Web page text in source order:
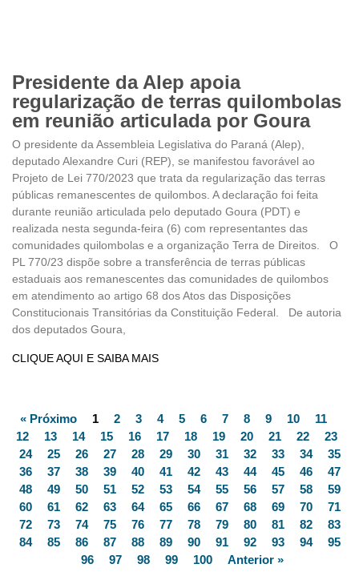
Presidente da Alep apoia
regularização de terras quilombolas
em reunião articulada por Goura
O presidente da Assembleia Legislativa do Paraná (Alep),
deputado Alexandre Curi (REP), se manifestou favorável ao
Projeto de Lei 770/2023 que trata da regularização das terras
públicas remanescentes de quilombos. A declaração foi feita
durante reunião articulada pelo deputado Goura (PDT) e
realizada nesta segunda-feira (6) com representantes das
comunidades quilombolas e a organização Terra de Direitos. O
PL 770/23 dispõe sobre a transferência de terras públicas
estaduais aos remanescentes das comunidades de quilombos
em atendimento ao artigo 68 dos Atos das Disposições
Constitucionais Transitórias da Constituição Federal. De autoria
dos deputados Goura,
CLIQUE AQUI E SAIBA MAIS
« Próximo 1 2 3 4 5 6 7 8 9 10
11
12
13 14 15 16 17 18 19 20 21 22
23
24
25 26 27 28 29 30 31 32 33 34
35
36
37 38 39 40 41 42 43 44 45 46
47
48
49 50 51 52 53 54 55 56 57 58
59
60
61 62 63 64 65 66 67 68 69 70
71
72
73 74 75 76 77 78 79 80 81 82
83
84
85 86 87 88 89 90 91 92 93 94
95
96
97 98 99 100 Anterior »